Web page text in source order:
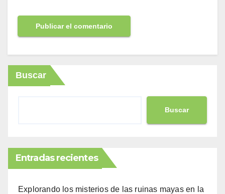
Buscar
Buscar
Entradas recientes
Explorando los misterios de las ruinas mayas en la